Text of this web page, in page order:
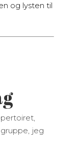
og lysten til
jeg